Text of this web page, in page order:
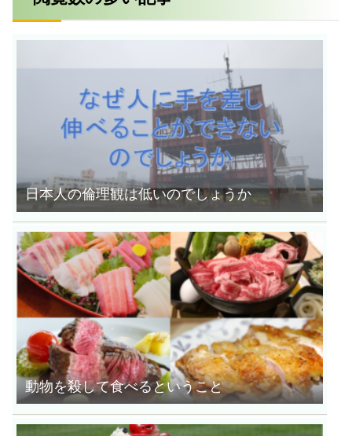
日本人の倫理観は低いのでしょうか
動物を殺して食べるということ